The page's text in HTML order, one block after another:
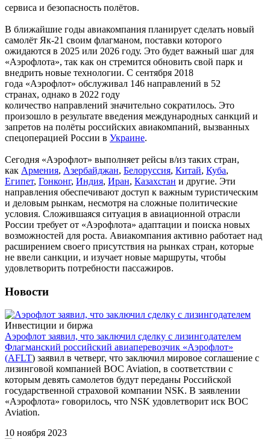
сервиса и безопасность полётов.
В ближайшие годы авиакомпания планирует сделать новый
самолёт Як-21 своим флагманом, поставки которого
ожидаются в 2025 или 2026 году. Это будет важный шаг для
«Аэрофлота», так как он стремится обновить свой парк и
внедрить новые технологии. С сентября 2018
года «Аэрофлот» обслуживал 146 направлений в 52
странах, однако в 2022 году
количество направлений значительно сократилось. Это
произошло в результате введения международных санкций и
запретов на полёты российских авиакомпаний, вызванных
спецоперацией России в Украине.
Сегодня «Аэрофлот» выполняет рейсы в/из таких стран,
как Армения, Азербайджан, Белоруссия, Китай, Куба,
Египет, Гонконг, Индия, Иран, Казахстан и другие. Эти
направления обеспечивают доступ к важным туристическим
и деловым рынкам, несмотря на сложные политические
условия. Сложившаяся ситуация в авиационной отрасли
России требует от «Аэрофлота» адаптации и поиска новых
возможностей для роста. Авиакомпания активно работает над
расширением своего присутствия на рынках стран, которые
не ввели санкции, и изучает новые маршруты, чтобы
удовлетворить потребности пассажиров.
Новости
Инвестиции и биржа
Аэрофлот заявил, что заключил сделку с лизингодателем
Флагманский российский авиаперевозчик «Аэрофлот»
(AFLT) заявил в четверг, что заключил мировое соглашение с
лизинговой компанией BOC Aviation, в соответствии с
которым девять самолетов будут переданы Российской
государственной страховой компании NSK. В заявлении
«Аэрофлота» говорилось, что NSK удовлетворит иск BOC
Aviation.
10 ноября 2023